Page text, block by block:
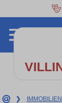
❯ IMMOBILIEN